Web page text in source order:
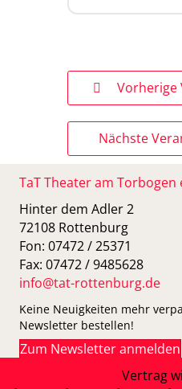
Vorherige
Nächste
TaT Theater am Torbogen
Hinter dem Adler 2
72108 Rottenburg
Fon: 07472 / 25371
Fax: 07472 / 9485628
info@tat-rottenburg.de
Keine Neuigkeiten mehr
Newsletter bestellen!
Zum Newsletter anmelden
Vertrag